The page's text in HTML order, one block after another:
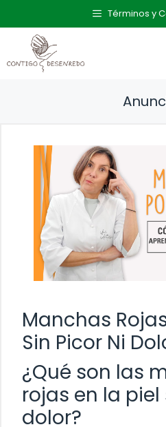
al
contenido
Términos y
Manchas
Sin Picor Ni
¿Qué son las
rojas en la
dolor?